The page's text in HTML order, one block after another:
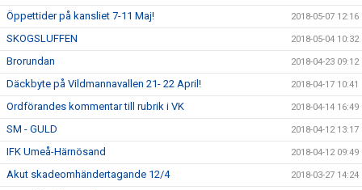
Öppettider på kansliet 7-11 Maj! 2018-05-07 12:16
SKOGSLUFFEN 2018-05-04 10:32
Brorundan 2018-04-23 09:12
Däckbyte på Vildmannavallen 21- 22 April! 2018-04-17 10:41
Ordförandes kommentar till rubrik i VK 2018-04-14 16:49
SM - GULD 2018-04-12 13:17
IFK Umeå-Härnösand 2018-04-12 09:49
Akut skadeomhändertagande 12/4 2018-03-27 14:24